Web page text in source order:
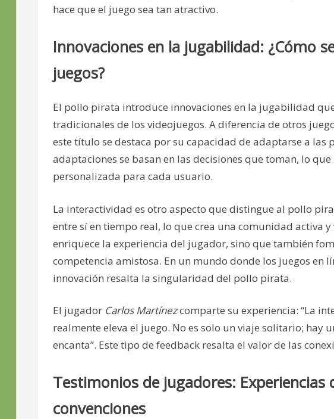
hace que el juego sea tan atractivo.
Innovaciones en la jugabilidad: ¿Cómo
juegos?
El pollo pirata introduce innovaciones en la jugabilidad
tradicionales de los videojuegos. A diferencia de otros
este título se destaca por su capacidad de adaptarse a las
adaptaciones se basan en las decisiones que toman, lo
personalizada para cada usuario.
La interactividad es otro aspecto que distingue al pollo
entre sí en tiempo real, lo que crea una comunidad activa
enriquece la experiencia del jugador, sino que también
competencia amistosa. En un mundo donde los juegos en
innovación resalta la singularidad del pollo pirata.
El jugador Carlos Martínezcomparte su experiencia: “La
realmente eleva el juego. No es solo un viaje solitario; hay
encanta”. Este tipo de feedback resalta el valor de las
Testimonios de jugadores: Experiencias
convenciones